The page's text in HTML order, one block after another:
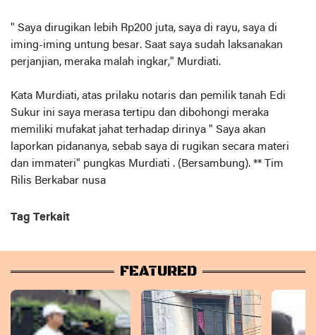
" Saya dirugikan lebih Rp200 juta, saya di rayu, saya di
iming-iming untung besar. Saat saya sudah laksanakan
perjanjian, meraka malah ingkar," Murdiati.
Kata Murdiati, atas prilaku notaris dan pemilik tanah Edi
Sukur ini saya merasa tertipu dan dibohongi meraka
memiliki mufakat jahat terhadap dirinya " Saya akan
laporkan pidananya, sebab saya di rugikan secara materi
dan immateri" pungkas Murdiati . (Bersambung). ** Tim
Rilis Berkabar nusa
Tag Terkait
FEATURED